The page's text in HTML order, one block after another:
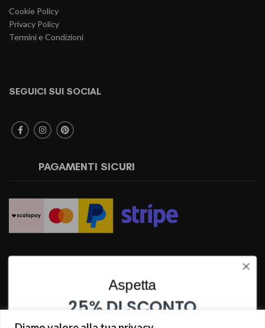
Cookie Policy
Privacy Policy
Termini e Condizioni
SEGUICI SUI SOCIAL
PAGAMENTI SICURI
Aspetta
25% DI SCONTO